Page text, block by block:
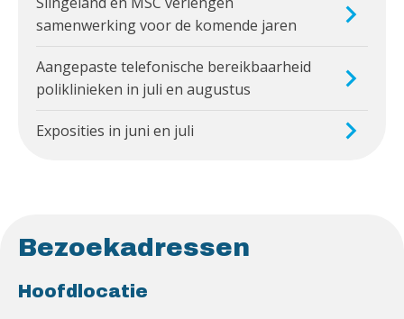
samenwerking voor de komende jaren
Aangepaste telefonische bereikbaarheid
poliklinieken in juli en augustus
Exposities in juni en juli
Bezoekadressen
Hoofdlocatie